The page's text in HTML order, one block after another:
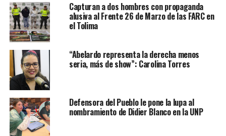
Capturan a dos hombres con propaganda
alusiva al Frente 26 de Marzo de las FARC en
el Tolima
“Abelardo representa la derecha menos
seria, más de show”: Carolina Torres
Defensora del Pueblo le pone la lupa al
nombramiento de Didier Blanco en la UNP